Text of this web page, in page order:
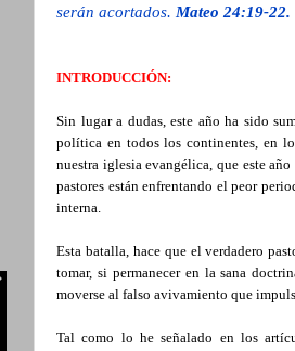
serán acortados. Mateo 24:19-22.
INTRODUCCIÓN:
Sin lugar a dudas, este año ha sido
política en todos los continentes, en
nuestra iglesia evangélica, que este
pastores están enfrentando el peor
interna.
Esta batalla, hace que el verdadero
tomar, si permanecer en la sana
moverse al falso avivamiento que
Tal como lo he señalado en los